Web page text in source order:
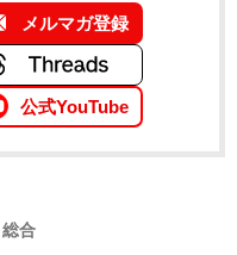
メルマガ登録
公式YouTube
総合